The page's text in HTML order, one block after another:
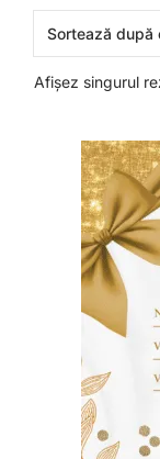
Afișez singurul